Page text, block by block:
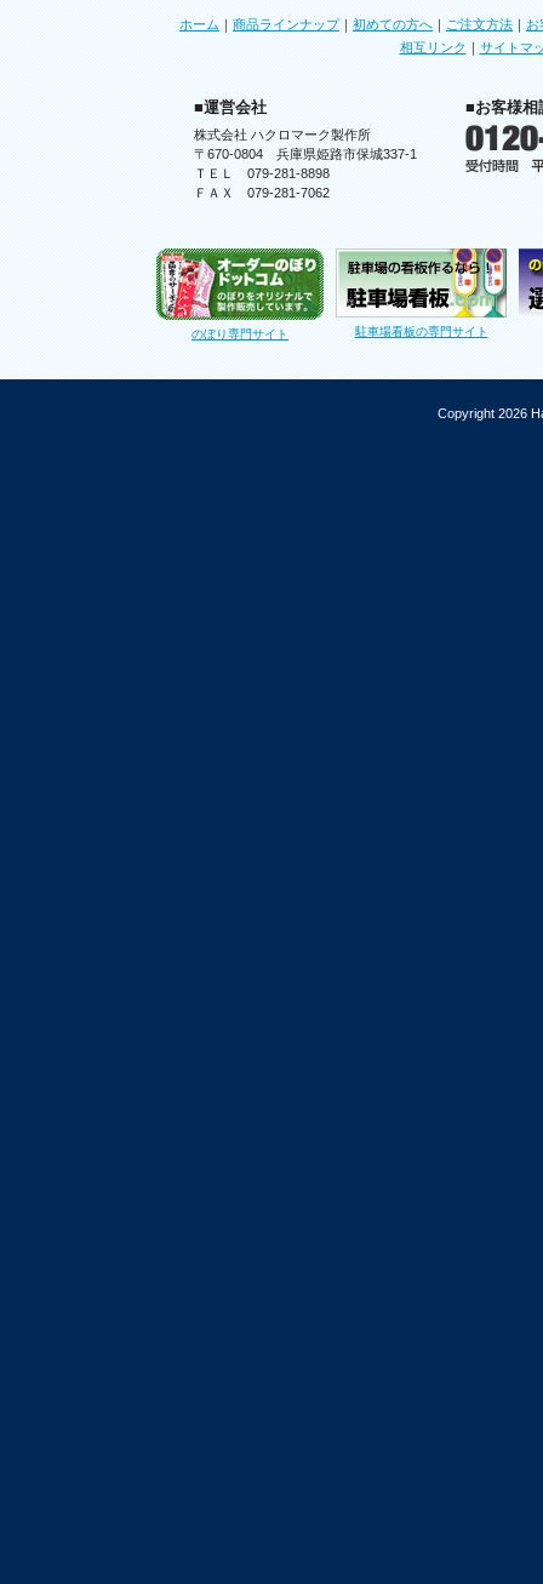
ホーム ｜ 商品ラインナップ｜ 初めての方へ ｜ ご注文方法 ｜ お
相互リンク ｜ サイトマ
■運営会社
株式会社 ハクロマーク製作所
〒670-0804 兵庫県姫路市保城337-1
ＴＥＬ 079-281-8898
ＦＡＸ 079-281-7062
■お客様相
のぼり専門サイト 駐車場看板の専門サイト
Copyright 2026